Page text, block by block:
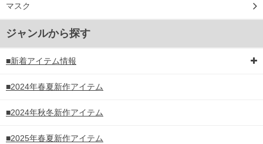
マスク
ジャンルから探す
■新着アイテム情報
■2024年春夏新作アイテム
■2024年秋冬新作アイテム
■2025年春夏新作アイテム